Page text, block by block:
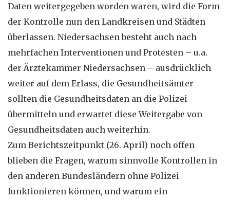
Daten weitergegeben worden waren, wird die Form
der Kontrolle nun den Landkreisen und Städten
überlassen. Niedersachsen besteht auch nach
mehrfachen Interventionen und Protesten – u.a.
der Ärztekammer Niedersachsen – ausdrücklich
weiter auf dem Erlass, die Gesundheitsämter
sollten die Gesundheitsdaten an die Polizei
übermitteln und erwartet diese Weitergabe von
Gesundheitsdaten auch weiterhin.
Zum Berichtszeitpunkt (26. April) noch offen
blieben die Fragen, warum sinnvolle Kontrollen in
den anderen Bundesländern ohne Polizei
funktionieren können, und warum ein